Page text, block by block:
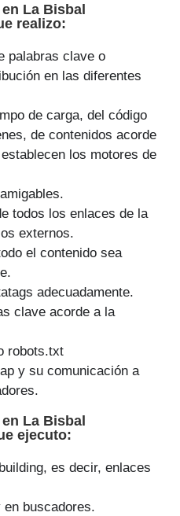
La Bisbal
realizo:
palabras clave o
en las diferentes
de carga, del código
de contenidos acorde
los motores de
todos los enlaces de la
externos.
el contenido sea
adecuadamente.
clave acorde a la
robots.txt
y su comunicación a
en La Bisbal
ejecuto:
es decir, enlaces
buscadores.